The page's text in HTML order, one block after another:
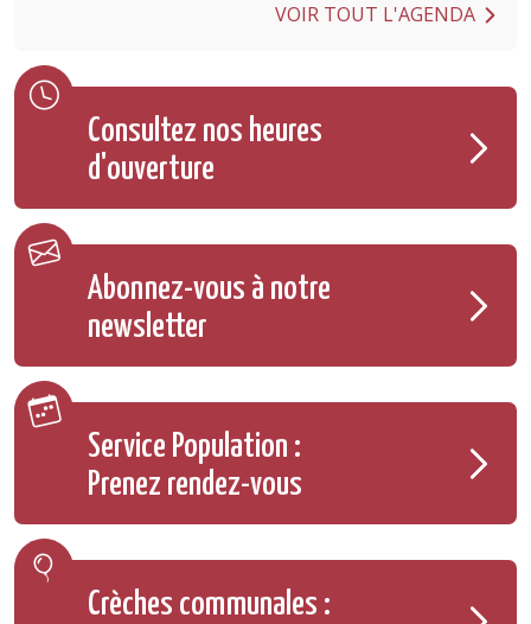
VOIR TOUT L'AGENDA
Consultez nos heures
d'ouverture
Abonnez-vous à notre
newsletter
Service Population :
Prenez rendez-vous
Crèches communales :